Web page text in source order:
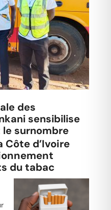
des
sensibilise
surnombre
d’Ivoire
du tabac